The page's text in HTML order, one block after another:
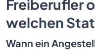
Freiberufler
welchen
Wann ein